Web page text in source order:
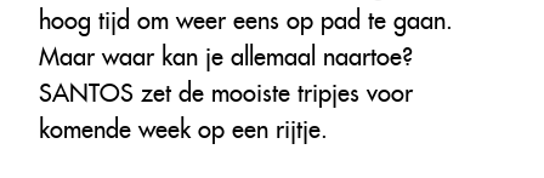
hoog tijd om weer eens op pad te gaan.
Maar waar kan je allemaal naartoe?
SANTOS zet de mooiste tripjes voor
komende week op een rijtje.